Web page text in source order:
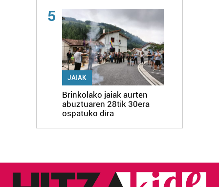
5
JAIAK
Brinkolako jaiak aurten
abuztuaren 28tik 30era
ospatuko dira